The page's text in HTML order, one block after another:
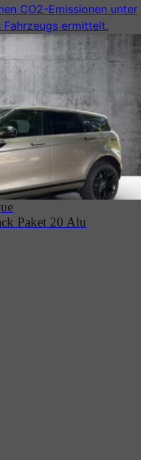
CO2-Emissionen unter
ermittelt.
Paket 20 Alu